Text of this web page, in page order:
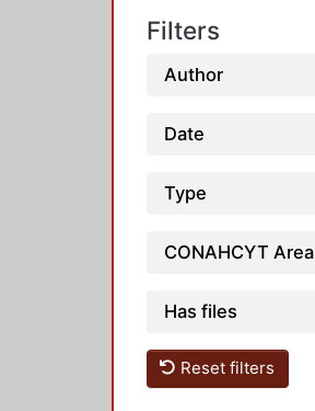
Filters
Author
Date
Type
CONAHCYT Area
Has files
Reset filters